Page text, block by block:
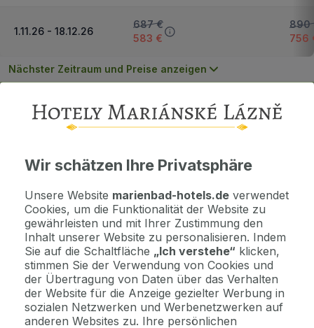
1.11.26 - 18.12.26
687 €
583 €
890
756
Nächster Zeitraum und Preise anzeigen
Wichtige Informationen
Kontaktdaten. Unterkunftsbedingungen und andere...
Machen Sie Freude mit einem Geschenkvoucher
Jetzt bezahlen Sie gar nichts.
Die Zahlungsmodalitäten erhalten Sie zusammen mit dem Angebot
per E-Mail.
Hinweis
Wir schätzen Ihre Privatsphäre
Unsere Website marienbad-hotels.de verwendet
Cookies, um die Funktionalität der Website zu
gewährleisten und mit Ihrer Zustimmung den
Inhalt unserer Website zu personalisieren. Indem
Sie auf die Schaltfläche „Ich verstehe“ klicken,
stimmen Sie der Verwendung von Cookies und
der Übertragung von Daten über das Verhalten
der Website für die Anzeige gezielter Werbung in
sozialen Netzwerken und Werbenetzwerken auf
anderen Websites zu. Ihre persönlichen